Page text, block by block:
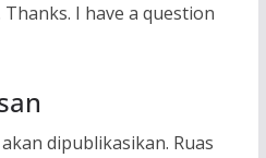
I have a question
dipublikasikan. Ruas